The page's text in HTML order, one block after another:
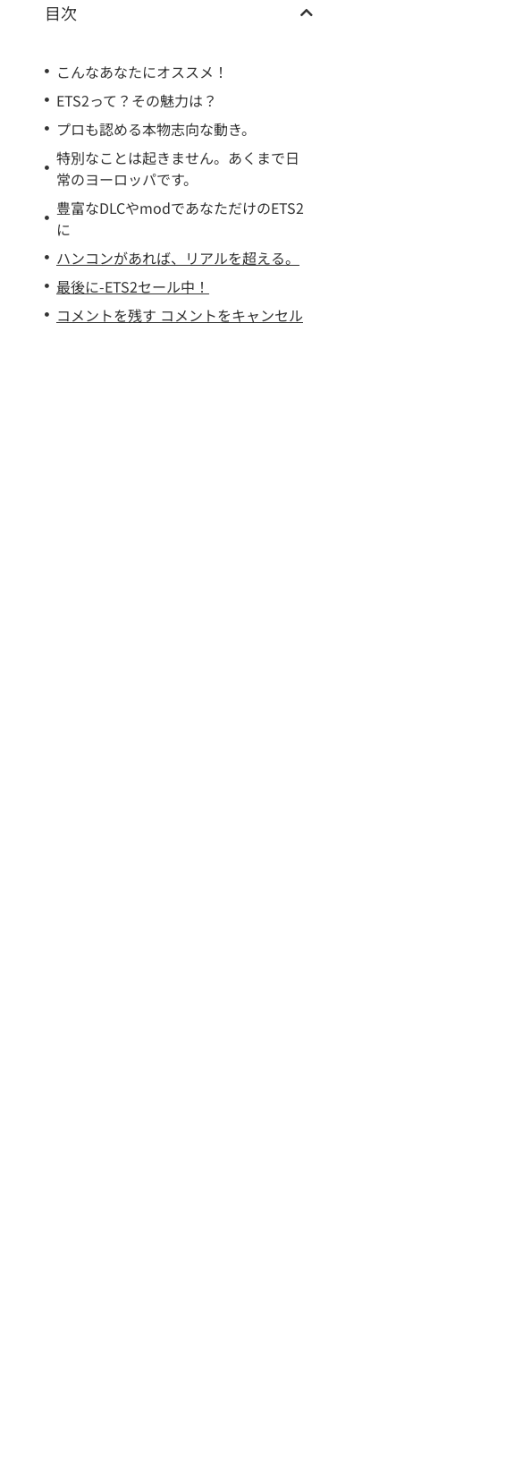
目次
こんなあなたにオススメ！
ETS2って？その魅力は？
プロも認める本物志向な動き。
特別なことは起きません。あくまで日
常のヨーロッパです。
豊富なDLCやmodであなただけのETS2
に
ハンコンがあれば、リアルを超える。
最後に-ETS2セール中！
コメントを残す コメントをキャンセル